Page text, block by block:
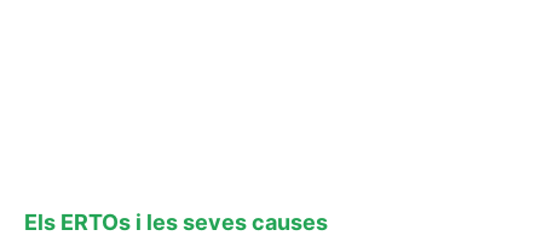
Els ERTOs i les seves causes